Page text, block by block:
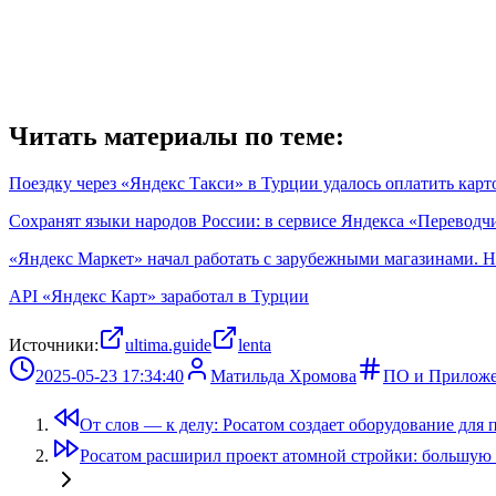
Читать материалы по теме:
Поездку через «Яндекс Такси» в Турции удалось оплатить
Сохранят языки народов России: в сервисе Яндекса
«Яндекс Маркет» начал работать с зарубежными
API «Яндекс Карт» заработал в Турции
Источники: ultima.guide
lenta
2025-05-23 17:34:40
Матильда Хромова ПО и
От слов — к делу: Росатом создает оборудование
Росатом расширил проект атомной стройки: